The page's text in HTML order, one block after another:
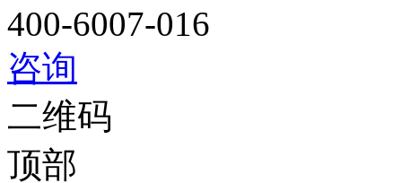
400-6007-016
咨询
二维码
顶部